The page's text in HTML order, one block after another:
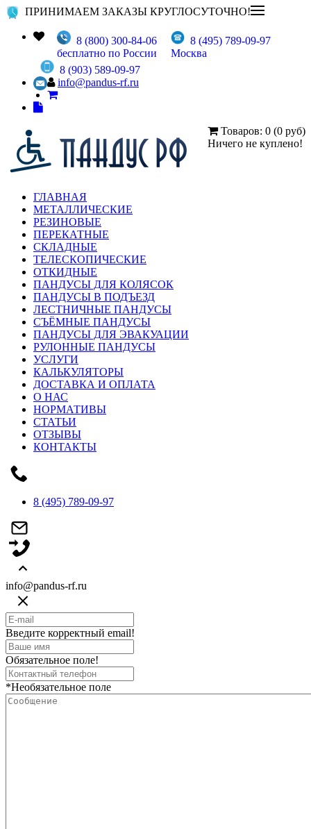
ПРИНИМАЕМ ЗАКАЗЫ КРУГЛОСУТОЧНО!
8 (800) 300-84-06
бесплатно по России
8 (495) 789-09-97
Москва
8 (903) 589-09-97
info@pandus-rf.ru
Товаров: 0 (0 руб)
Ничего не куплено!
ГЛАВНАЯ
МЕТАЛЛИЧЕСКИЕ
РЕЗИНОВЫЕ
ПЕРЕКАТНЫЕ
СКЛАДНЫЕ
ТЕЛЕСКОПИЧЕСКИЕ
ОТКИДНЫЕ
ПАНДУСЫ ДЛЯ КОЛЯСОК
ПАНДУСЫ В ПОДЪЕЗД
ЛЕСТНИЧНЫЕ ПАНДУСЫ
СЪЁМНЫЕ ПАНДУСЫ
ПАНДУСЫ ДЛЯ ЭВАКУАЦИИ
РУЛОННЫЕ ПАНДУСЫ
УСЛУГИ
КАЛЬКУЛЯТОРЫ
ДОСТАВКА И ОПЛАТА
О НАС
НОРМАТИВЫ
СТАТЬИ
ОТЗЫВЫ
КОНТАКТЫ
8 (495) 789-09-97
info@pandus-rf.ru
Введите корректный email!
Обязательное поле!
*Необязательное поле